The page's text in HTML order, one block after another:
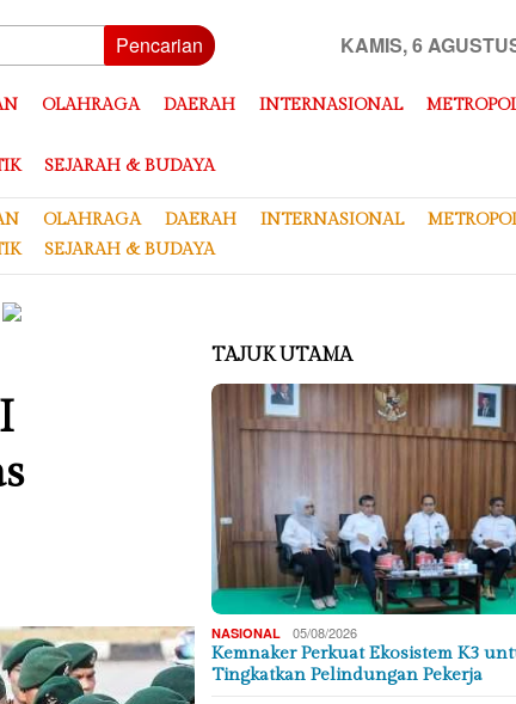
Pencarian KAMIS, 6
OLAHRAGA DAERAH INTERNASIONAL
SEJARAH & BUDAYA
OLAHRAGA DAERAH INTERNASIONAL
SEJARAH & BUDAYA
TAJUK UTAMA
NASIONAL 05/08/2026
Kemnaker Perkuat Ekosistem K3
Tingkatkan Pelindungan Pekerja